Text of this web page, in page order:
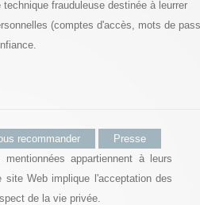
frauduleuse destinée à leurrer
(comptes d'accès, mots de
recommander
Presse
appartiennent à leurs
Web implique l'acceptation des
de la vie privée.